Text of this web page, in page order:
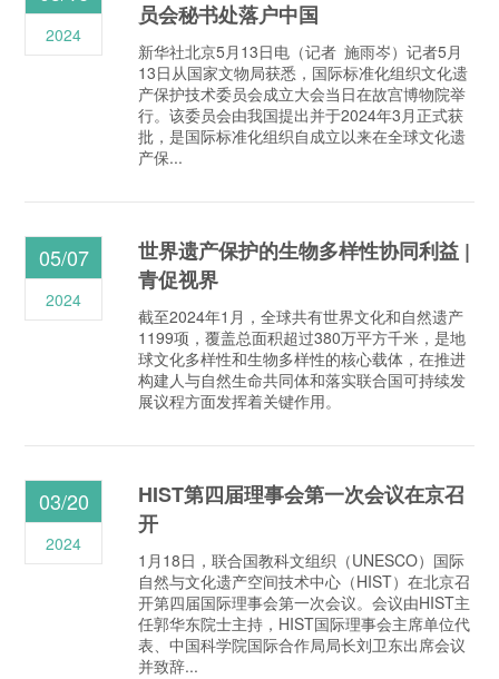
员会秘书处落户中国
新华社北京5月13日电（记者 施雨岑）记者5月
13日从国家文物局获悉，国际标准化组织文化遗
产保护技术委员会成立大会当日在故宫博物院举
行。该委员会由我国提出并于2024年3月正式获
批，是国际标准化组织自成立以来在全球文化遗
产保...
2024
世界遗产保护的生物多样性协同利益 |
青促视界
截至2024年1月，全球共有世界文化和自然遗产
1199项，覆盖总面积超过380万平方千米，是地
球文化多样性和生物多样性的核心载体，在推进
构建人与自然生命共同体和落实联合国可持续发
展议程方面发挥着关键作用。
05/07
2024
HIST第四届理事会第一次会议在京召
开
1月18日，联合国教科文组织（UNESCO）国际
自然与文化遗产空间技术中心（HIST）在北京召
开第四届国际理事会第一次会议。会议由HIST主
任郭华东院士主持，HIST国际理事会主席单位代
表、中国科学院国际合作局局长刘卫东出席会议
并致辞...
03/20
2024